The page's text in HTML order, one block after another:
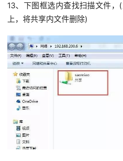
13、下图框选内查找扫描文件
上，将共享内文件删除)